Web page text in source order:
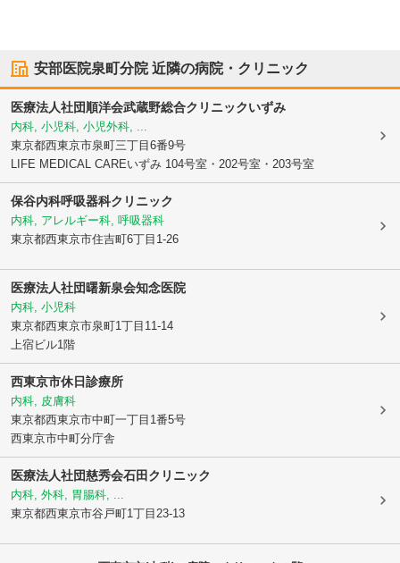
安部医院泉町分院近隣の病院・クリニック
医療法人社団順洋会武蔵野総合クリニックいずみ
内科, 小児科, 小児外科, ...
東京都西東京市泉町三丁目6番9号
LIFE MEDICAL CAREいずみ 104号室・202号室・203号室
保谷内科呼吸器科クリニック
内科, アレルギー科, 呼吸器科
東京都西東京市住吉町6丁目1-26
医療法人社団曙新泉会知念医院
内科, 小児科
東京都西東京市泉町1丁目11-14
上宿ビル1階
西東京市休日診療所
内科, 皮膚科
東京都西東京市中町一丁目1番5号
西東京市中町分庁舎
医療法人社団慈秀会石田クリニック
内科, 外科, 胃腸科, ...
東京都西東京市谷戸町1丁目23-13